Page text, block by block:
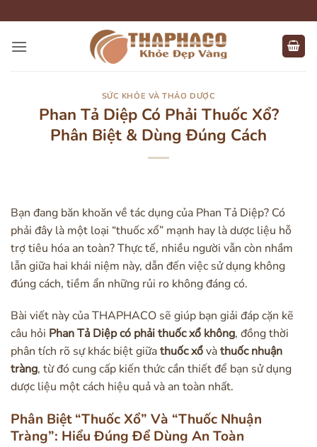
qua
nội
SỨC KHỎE VÀ THẢO DƯỢC
Phan Tả Diệp Có Phải Thuốc Xổ?
Phân Biệt & Dùng Đúng Cách
Bạn đang băn khoăn về tác dụng của Phan Tả Diệp? Có
phải đây là một loại “thuốc xổ” mạnh hay là dược liệu hỗ
trợ tiêu hóa an toàn? Thực tế, nhiều người vẫn còn nhầm
lẫn giữa hai khái niệm này, dẫn đến việc sử dụng không
đúng cách, tiềm ẩn những rủi ro không đáng có.
Bài viết này của THAPHACO sẽ giúp bạn giải đáp cặn kẽ
câu hỏi Phan Tả Diệp có phải thuốc xổ không, đồng thời
phân tích rõ sự khác biệt giữathuốc xổvàthuốc nhuận
tràng, từ đó cung cấp kiến thức cần thiết để bạn sử dụng
dược liệu một cách hiệu quả và an toàn nhất.
Phân Biệt “Thuốc Xổ” Và “Thuốc Nhuận
Tràng”: Hiểu Đúng Để Dùng An Toàn